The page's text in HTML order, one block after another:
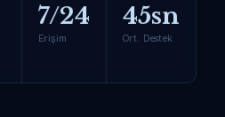
7/24
Erişim
45sn
Ort. Destek